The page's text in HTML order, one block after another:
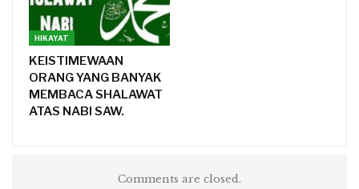
HIKAYAT
KEISTIMEWAAN
ORANG YANG BANYAK
MEMBACA SHALAWAT
ATAS NABI SAW.
Comments are closed.